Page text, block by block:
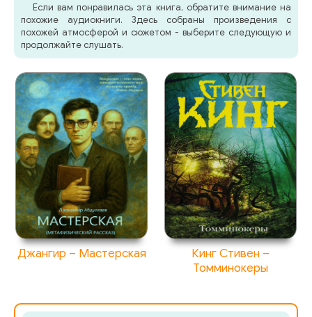
Если вам понравилась эта книга, обратите внимание на
похожие аудиокниги. Здесь собраны произведения с
похожей атмосферой и сюжетом - выберите следующую и
продолжайте слушать.
Джангир – Мастерская
Кинг Стивен –
Томминокеры